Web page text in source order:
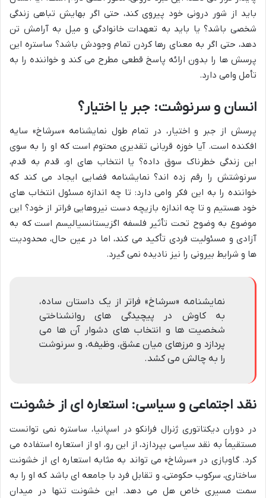
باید از شور درونی خود پیروی کند، حتی اگر بهایش تباهی زندگی
شخصی باشد؟ یا باید به تعهدات خانوادگی و میل به آرامش تن
دهد، حتی اگر به معنای رها کردن تمام وجودش باشد؟ ساستره این
پرسش ها را بدون ارائه پاسخ قطعی مطرح می کند و خواننده را به
تأمل وامی دارد.
انسان و سرنوشت: جبر یا اختیار؟
پرسش از جبر و اختیار، در تمام طول نمایشنامه «سرشاخ» سایه
افکنده است. آیا خوزه قربانی تقدیری محتوم است که او را به سوی
این زندگی خطرناک سوق داده؟ یا انتخاب های او، قدم به قدم،
سرنوشتش را رقم زده اند؟ نمایشنامه فضایی ایجاد می کند که
خواننده را به این فکر وامی دارد: تا چه اندازه مسئول انتخاب های
خود هستیم و تا چه اندازه بازیچه دست نیروهایی فراتر از خود؟ این
موضوع به وضوح تحت تأثیر فلسفه اگزیستانسیالیسم است که به
آزادی و مسئولیت فردی تأکید می کند، اما در عین حال، محدودیت
ها و شرایط بیرونی را نیز نادیده نمی گیرد.
نمایشنامه «سرشاخ» فراتر از یک داستان ساده،
به کاوش در پیچیدگی های روانشناختی
شخصیت ها و انتخاب های دشوار آن ها می
پردازد و مرزهای میان عشق، وظیفه، و سرنوشت
را به چالش می کشد.
نقد اجتماعی و سیاسی: استعاره ای از خشونت
در دوران دیکتاتوری ژنرال فرانکو در اسپانیا، ساستره نمی توانست
مستقیماً به نقد سیاسی بپردازد، از این رو، او از استعاره استفاده می
کرد. گاوبازی در «سرشاخ» می تواند به مثابه استعاره ای از خشونت
ساختاری، سرکوب حکومتی، و تقابل فرد با جامعه ای باشد که او را به
سمت مسیری خاص هل می دهد. این خشونت تنها در میدان